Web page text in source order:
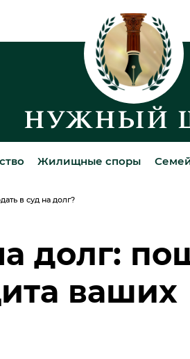
Жилищные споры
в суд на долг?
долг:
ваших